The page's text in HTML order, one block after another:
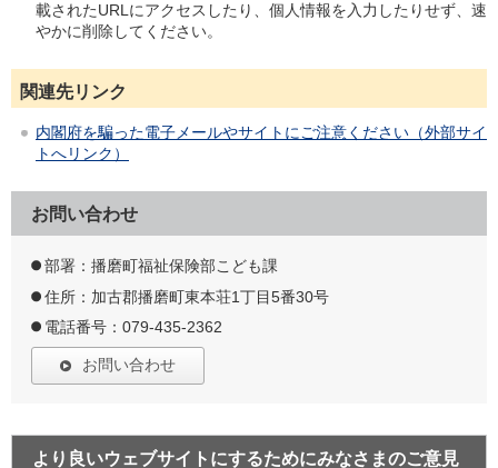
載されたURLにアクセスしたり、個人情報を入力したりせず、速
やかに削除してください。
関連先リンク
内閣府を騙った電子メールやサイトにご注意ください（外部サイ
トへリンク）
お問い合わせ
部署：播磨町福祉保険部こども課
住所：加古郡播磨町東本荘1丁目5番30号
電話番号：079-435-2362
お問い合わせ
より良いウェブサイトにするためにみなさまのご意見